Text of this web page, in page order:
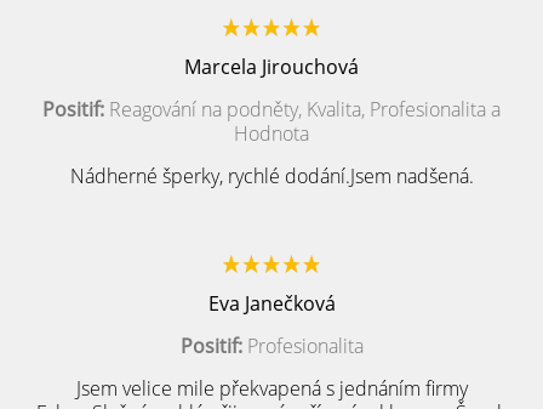
Marcela Jirouchová
Positif: Reagování na podněty, Kvalita, Profesionalita a
Hodnota
Nádherné šperky, rychlé dodání.Jsem nadšená.
Eva Janečková
Positif:Profesionalita
Jsem velice mile překvapená s jednáním firmy